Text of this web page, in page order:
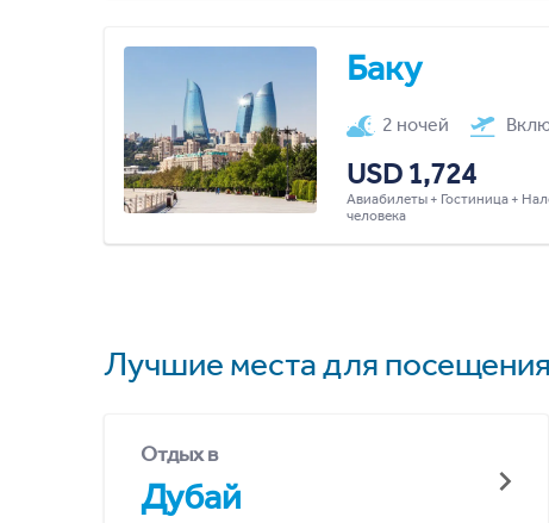
Баку
2 ночей
USD 1,724
Авиабилеты + Гостиница +
человека
Лучшие места для
Отдых в
Дубай